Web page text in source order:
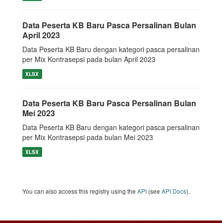
Data Peserta KB Baru Pasca Persalinan Bulan
April 2023
Data Peserta KB Baru dengan kategori pasca persalinan
per Mix Kontrasepsi pada bulan April 2023
XLSX
Data Peserta KB Baru Pasca Persalinan Bulan
Mei 2023
Data Peserta KB Baru dengan kategori pasca persalinan
per Mix Kontrasepsi pada bulan Mei 2023
XLSX
You can also access this registry using the API (see API Docs).